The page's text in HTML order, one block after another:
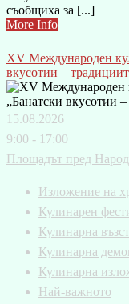
съобщиха за [...]
More Info
XV Международен
вкусотии –
15.08.2026
9:00 - 17:00
Площадът пред
Изложение на
Кулинарен
Кулинарна
Кулинарна
Кулинарна
Най-важното